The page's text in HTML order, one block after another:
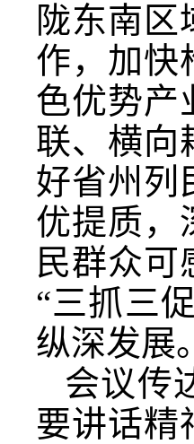
陇东南区
作，加快
色优势产
联、横向
好省州列
优提质，
民群众
“三抓三
纵深发展。
会议传
要讲话精